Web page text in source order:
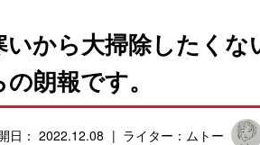
いから大掃除したく
の朗報です。
日： 2022.12.08 ライター：ムトー